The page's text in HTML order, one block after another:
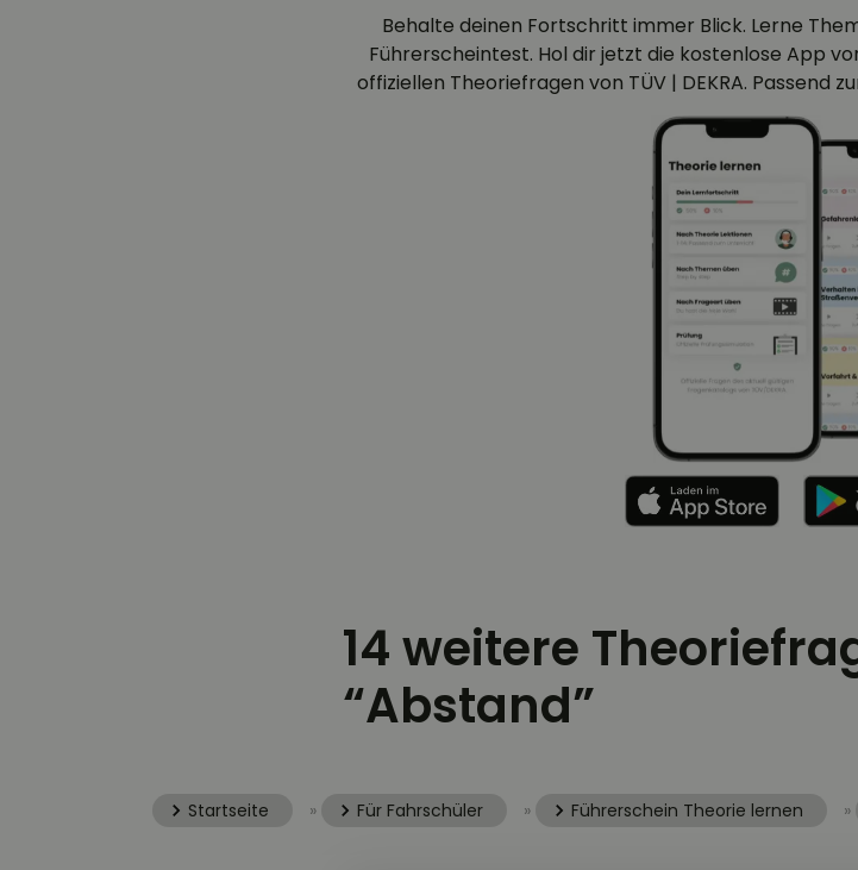
Behalte deinen Fortschritt immer Blick. Lerne
Führerscheintest. Hol dir jetzt die kostenlose App
offiziellen Theoriefragen von TÜV | DEKRA. Passend
14 weitere
“Abstand”
Startseite » Für Fahrschüler » Führerschein Theorie lernen »